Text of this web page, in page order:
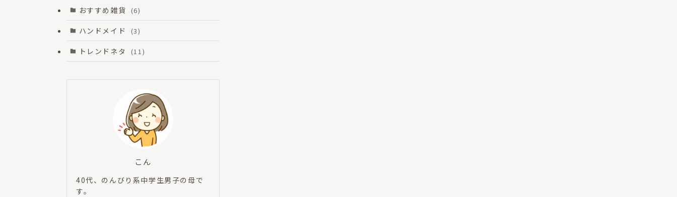
おすすめ雑貨 (6)
ハンドメイド (3)
トレンドネタ (11)
こん
40代、のんびり系中学生男子の母で
す。